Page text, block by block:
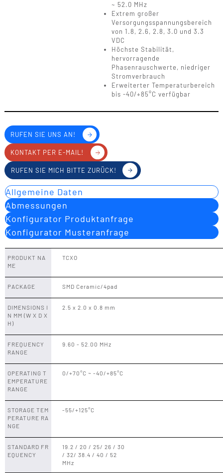
~ 52.0 MHz
Extrem großer
Versorgungsspannungsbereich
von 1.8, 2.6, 2.8, 3.0 und 3.3
VDC
Höchste Stabilität,
hervorragende
Phasenrauschwerte, niedriger
Stromverbrauch
Erweiterter Temperaturbereich
bis -40/+85°C verfügbar
RUFEN SIE UNS AN!
KONTAKT PER E-MAIL!
RUFEN SIE MICH BITTE ZURÜCK!
Allgemeine Daten
Abmessungen
Konfigurator Produktanfrage
Konfigurator Musteranfrage
PRODUKT NA
ME
TCXO
PACKAGE SMD Ceramic/4pad
DIMENSIONS I
N MM (W X D X
H)
2.5 x 2.0 x 0.8 mm
FREQUENCY
RANGE
9.60 - 52.00 MHz
OPERATING T
EMPERATURE
RANGE
0/+70°C ~ -40/+85°C
STORAGE TEM
PERATURE RA
NGE
-55/+125°C
STANDARD FR
EQUENCY
19.2 / 20 / 25/ 26 / 30
/ 32/ 38.4 / 40 / 52
MHz